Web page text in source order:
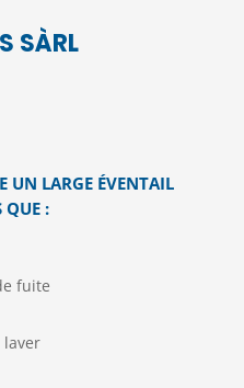
SÀRL
UN LARGE ÉVENTAIL
QUE :
fuite
laver